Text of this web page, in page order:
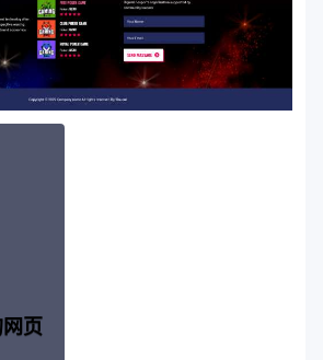
页